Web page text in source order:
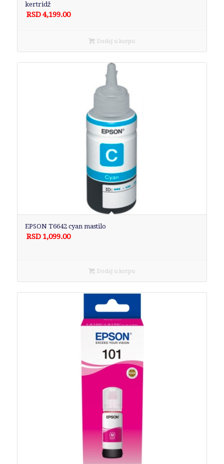
kertridž
RSD4,199.00
Dodaj u korpu
EPSON T6642 cyan mastilo
RSD 1,099.00
Dodaj u korpu